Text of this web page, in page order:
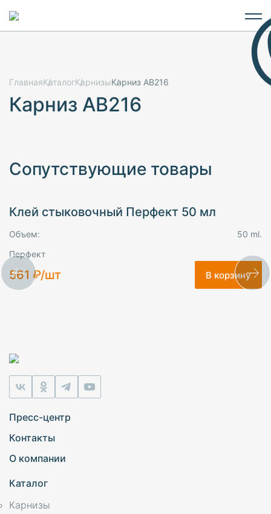
ГлавнаяКаталогКарнизыКарниз AB216
Карниз AB216
Сопутствующие товары
Клей стыковочный Перфект 50 мл
Объем:
50 ml.
Перфект
561 ₽/шт В корзину
Пресс-центр
Контакты
О компании
Каталог
Карнизы